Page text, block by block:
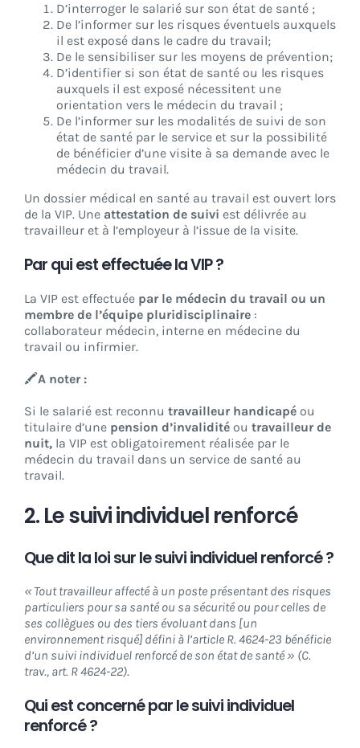
D’interroger le salarié sur son état de santé ;
De l’informer sur les risques éventuels auxquels
il est exposé dans le cadre du travail;
De le sensibiliser sur les moyens de prévention;
D’identifier si son état de santé ou les risques
auxquels il est exposé nécessitent une
orientation vers le médecin du travail ;
De l’informer sur les modalités de suivi de son
état de santé par le service et sur la possibilité
de bénéficier d’une visite à sa demande avec le
médecin du travail.
Un dossier médical en santé au travail est ouvert lors
de la VIP. Une attestation de suivi est délivrée au
travailleur et à l’employeur à l’issue de la visite.
Par qui est effectuée la VIP ?
La VIP est effectuée par le médecin du travail ou un
membre de l’équipe pluridisciplinaire :
collaborateur médecin, interne en médecine du
travail ou infirmier.
🖍️A noter :
Si le salarié est reconnu travailleur handicapé ou
titulaire d’une pension d’invalidité ou travailleur de
nuit, la VIP est obligatoirement réalisée par le
médecin du travail dans un service de santé au
travail.
2. Le suivi individuel renforcé
Que dit la loi sur le suivi individuel renforcé ?
« Tout travailleur affecté à un poste présentant des risques
particuliers pour sa santé ou sa sécurité ou pour celles de
ses collègues ou des tiers évoluant dans [un
environnement risqué] défini à l’article R. 4624-23 bénéficie
d’un suivi individuel renforcé de son état de santé » (C.
trav., art. R 4624-22).
Qui est concerné par le suivi individuel
renforcé ?